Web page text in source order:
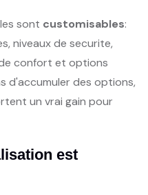
sont customisables:
niveaux de securite,
confort et options
d'accumuler des options,
un vrai gain pour
est